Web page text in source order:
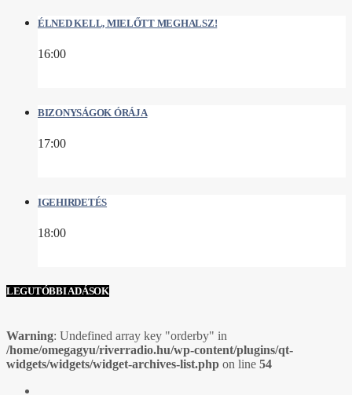
ÉLNED KELL, MIELŐTT MEGHALSZ!
16:00
BIZONYSÁGOK ÓRÁJA
17:00
IGEHIRDETÉS
18:00
LEGUTÓBBI ADÁSOK
Warning: Undefined array key "orderby" in
/home/omegagyu/riverradio.hu/wp-content/plugins/qt-
widgets/widgets/widget-archives-list.php on line 54